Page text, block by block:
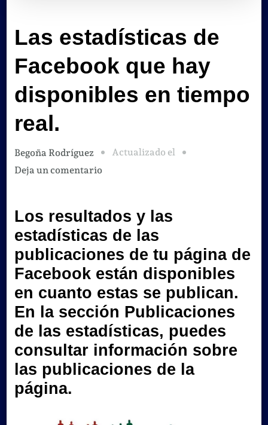
Las estadísticas de
Facebook que hay
disponibles en tiempo
real.
Begoña Rodríguez
Actualizado el
Deja un comentarioen
de
Facebook
que
hay
disponibles
en
tiempo
real.
Los resultados y las
estadísticas de las
publicaciones de tu página de
Facebook están disponibles
en cuanto estas se publican.
En la sección Publicaciones
de las estadísticas, puedes
consultar información sobre
las publicaciones de la
página.